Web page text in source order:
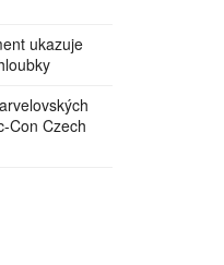
ukazuje
Con Czech